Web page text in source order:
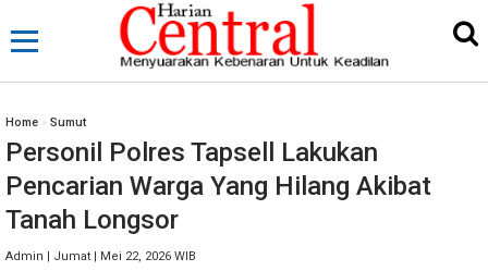
Home » Sumut
Personil Polres Tapsell Lakukan
Pencarian Warga Yang Hilang Akibat
Tanah Longsor
Admin | Jumat | Mei 22, 2026 WIB